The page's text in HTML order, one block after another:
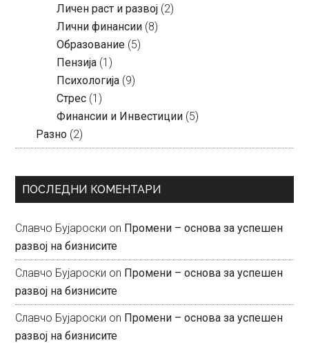
Личен раст и развој (2)
Лични финансии (8)
Образование (5)
Пензија (1)
Психологија (9)
Стрес (1)
Финансии и Инвестиции (5)
Разно (2)
ПОСЛЕДНИ КОМЕНТАРИ
Славчо Бујароски on Промени – основа за успешен
развој на бизнисите
Славчо Бујароски on Промени – основа за успешен
развој на бизнисите
Славчо Бујароски on Промени – основа за успешен
развој на бизнисите